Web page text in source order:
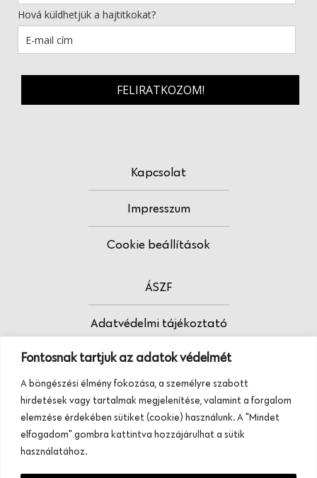
Fontosnak tartjuk az adatok védelmét
A böngészési élmény fokozása, a személyre szabott
hirdetések vagy tartalmak megjelenítése, valamint a forgalom
elemzése érdekében sütiket (cookie) használunk. A "Mindet
elfogadom" gombra kattintva hozzájárulhat a sütik
használatához.
Hová küldhetjük a hajtitkokat?
FELIRATKOZOM!
Kapcsolat
Impresszum
Cookie beállítások
ÁSZF
Adatvédelmi tájékoztató
Fodrász vagy?
Tudj meg többet termékeinkről, szolgáltatásainkról.
Hívj minket, vagy üzenj nekünk ezen a
telefonszámon:
+36 20 945 84 74